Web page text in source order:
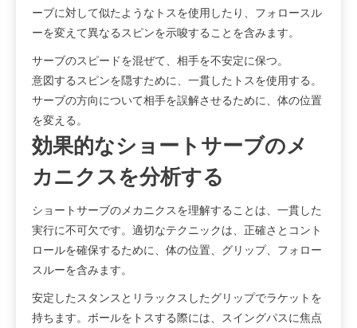
ーブに対して似たようなトスを使用したり、フォロースル
ーを変えて異なるスピンを示唆することを含みます。
サーブのスピードを混ぜて、相手を不安定に保つ。
意図するスピンを隠すために、一貫したトスを使用する。
サーブの方向について相手を誤解させるために、体の位置
を変える。
効果的なショートサーブのメ
カニクスを分析する
ショートサーブのメカニクスを理解することは、一貫した
実行に不可欠です。適切なテクニックは、正確さとコント
ロールを確保するために、体の位置、グリップ、フォロー
スルーを含みます。
安定したスタンスとリラックスしたグリップでラケットを
持ちます。ボールをトスする際には、スイングパスに焦点